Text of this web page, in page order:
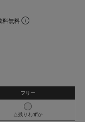
料無料
フリー
△残りわずか